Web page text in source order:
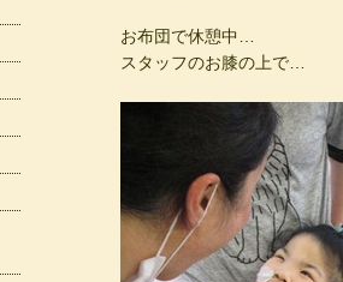
お布団で休憩中…
スタッフのお膝の上で…